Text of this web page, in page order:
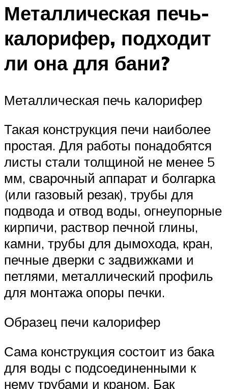
Металлическая печь-
калорифер, подходит
ли она для бани?
Металлическая печь калорифер
Такая конструкция печи наиболее
простая. Для работы понадобятся
листы стали толщиной не менее 5
мм, сварочный аппарат и болгарка
(или газовый резак), трубы для
подвода и отвод воды, огнеупорные
кирпичи, раствор печной глины,
камни, трубы для дымохода, кран,
печные дверки с задвижками и
петлями, металлический профиль
для монтажа опоры печки.
Образец печи калорифер
Сама конструкция состоит из бака
для воды с подсоединенными к
нему трубами и краном. Бак